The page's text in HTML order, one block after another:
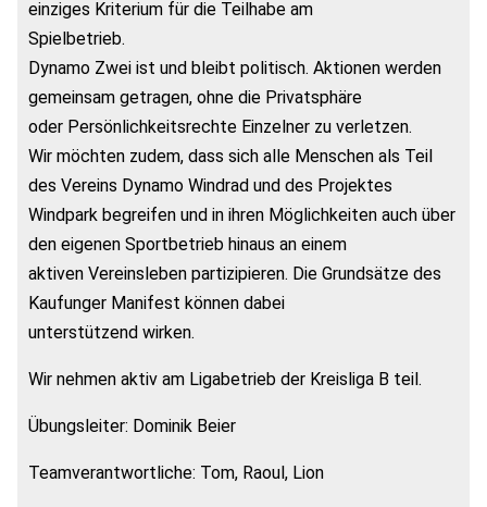
einziges Kriterium für die Teilhabe am
Spielbetrieb.
Dynamo Zwei ist und bleibt politisch. Aktionen werden
gemeinsam getragen, ohne die Privatsphäre
oder Persönlichkeitsrechte Einzelner zu verletzen.
Wir möchten zudem, dass sich alle Menschen als Teil
des Vereins Dynamo Windrad und des Projektes
Windpark begreifen und in ihren Möglichkeiten auch über
den eigenen Sportbetrieb hinaus an einem
aktiven Vereinsleben partizipieren. Die Grundsätze des
Kaufunger Manifest können dabei
unterstützend wirken.
Wir nehmen aktiv am Ligabetrieb der Kreisliga B teil.
Übungsleiter: Dominik Beier
Teamverantwortliche: Tom, Raoul, Lion